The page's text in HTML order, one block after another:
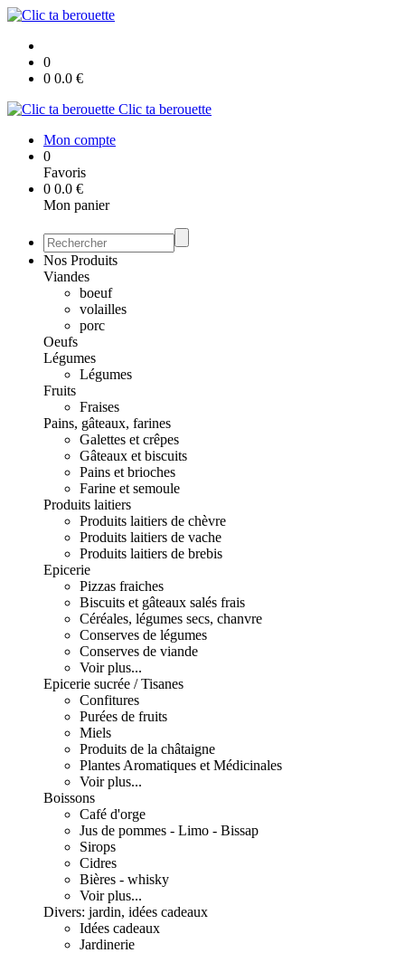
0
0 0.0 €
Clic ta berouette
Mon compte
0
Favoris
0 0.0 €
Mon panier
Nos Produits
Viandes
boeuf
volailles
porc
Oeufs
Légumes
Légumes
Fruits
Fraises
Pains, gâteaux, farines
Galettes et crêpes
Gâteaux et biscuits
Pains et brioches
Farine et semoule
Produits laitiers
Produits laitiers de chèvre
Produits laitiers de vache
Produits laitiers de brebis
Epicerie
Pizzas fraiches
Biscuits et gâteaux salés frais
Céréales, légumes secs, chanvre
Conserves de légumes
Conserves de viande
Voir plus...
Epicerie sucrée / Tisanes
Confitures
Purées de fruits
Miels
Produits de la châtaigne
Plantes Aromatiques et Médicinales
Voir plus...
Boissons
Café d'orge
Jus de pommes - Limo - Bissap
Sirops
Cidres
Bières - whisky
Voir plus...
Divers: jardin, idées cadeaux
Idées cadeaux
Jardinerie